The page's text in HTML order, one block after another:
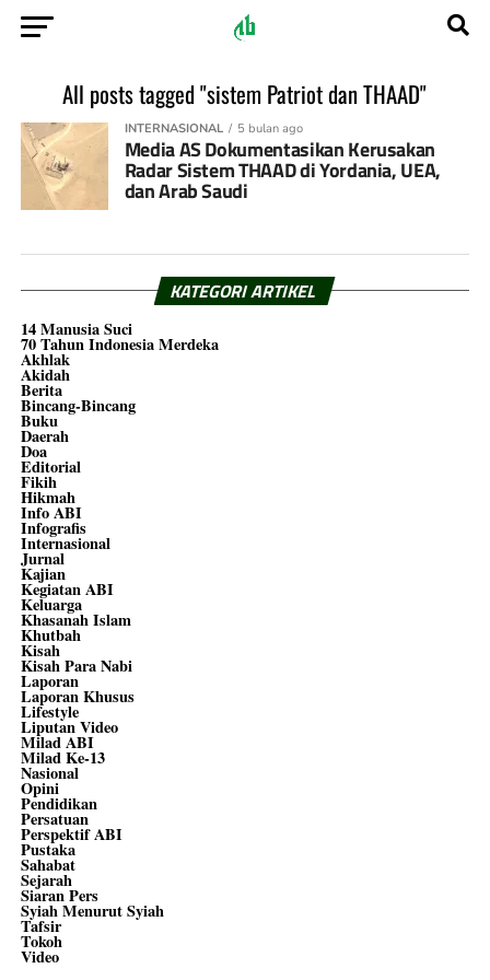
All posts tagged "sistem Patriot dan THAAD"
INTERNASIONAL 5 bulan ago
Media AS Dokumentasikan Kerusakan
Radar Sistem THAAD di Yordania, UEA,
dan Arab Saudi
KATEGORI ARTIKEL
14 Manusia Suci
70 Tahun Indonesia Merdeka
Akhlak
Akidah
Berita
Bincang-Bincang
Buku
Daerah
Doa
Editorial
Fikih
Hikmah
Info ABI
Infografis
Internasional
Jurnal
Kajian
Kegiatan ABI
Keluarga
Khasanah Islam
Khutbah
Kisah
Kisah Para Nabi
Laporan
Laporan Khusus
Lifestyle
Liputan Video
Milad ABI
Milad Ke-13
Nasional
Opini
Pendidikan
Persatuan
Perspektif ABI
Pustaka
Sahabat
Sejarah
Siaran Pers
Syiah Menurut Syiah
Tafsir
Tokoh
Video